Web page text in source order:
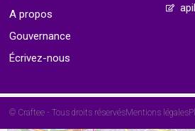
A propos
Gouvernance
Écrivez-nous
© Craftee - Tous droits réservésMentions légales